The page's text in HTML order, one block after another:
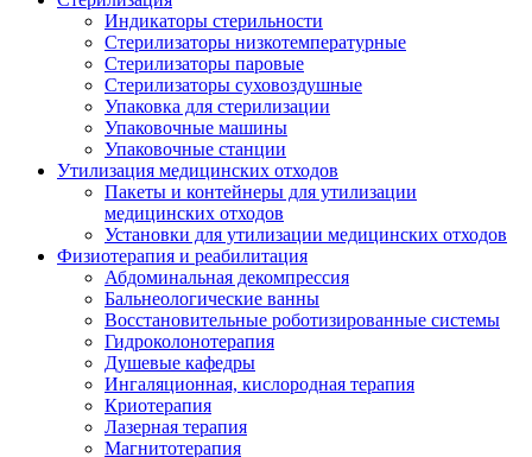
Индикаторы стерильности
Стерилизаторы низкотемпературные
Стерилизаторы паровые
Стерилизаторы суховоздушные
Упаковка для стерилизации
Упаковочные машины
Упаковочные станции
Утилизация медицинских отходов
Пакеты и контейнеры для утилизации
медицинских отходов
Установки для утилизации медицинских отходов
Физиотерапия и реабилитация
Абдоминальная декомпрессия
Бальнеологические ванны
Восстановительные роботизированные системы
Гидроколонотерапия
Душевые кафедры
Ингаляционная, кислородная терапия
Криотерапия
Лазерная терапия
Магнитотерапия